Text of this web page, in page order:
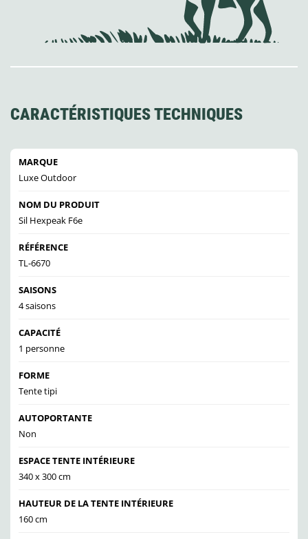
CARACTÉRISTIQUES TECHNIQUES
MARQUE
Luxe Outdoor
NOM DU PRODUIT
Sil Hexpeak F6e
RÉFÉRENCE
TL-6670
SAISONS
4 saisons
CAPACITÉ
1 personne
FORME
Tente tipi
AUTOPORTANTE
Non
ESPACE TENTE INTÉRIEURE
340 x 300 cm
HAUTEUR DE LA TENTE INTÉRIEURE
160 cm